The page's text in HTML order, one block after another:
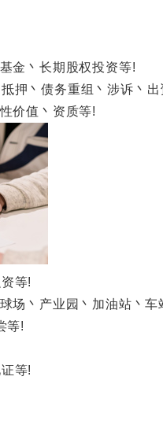
金丶长期股权投资等!
丶债务重组丶涉诉丶出
价值丶资质等!
等!
丶产业园丶加油站丶车
等!
等!